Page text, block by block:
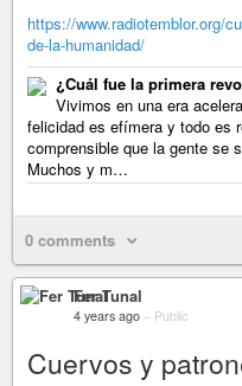
https://www.radiotemblor.org/
de-la-humanidad/
¿Cuál fue la primera
Vivimos en una era
felicidad es efímera y todo es
comprensible que la gente se
Muchos y m…
0 comments
Fer Tunal
4 years ago – Public
Cuervos y